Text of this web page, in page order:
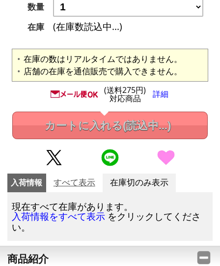
数量
在庫
(在庫数読込中...)
在庫の数はリアルタイムではありません。
店舗の在庫を通信販売で購入できません。
(送料275円)
対応商品 詳細
カートに入れる(読込中...)
入荷情報 すべて表示 在庫切のみ表示
現在すべて在庫があります。
入荷情報をすべて表示 をクリックしてくださ
い。
商品紹介